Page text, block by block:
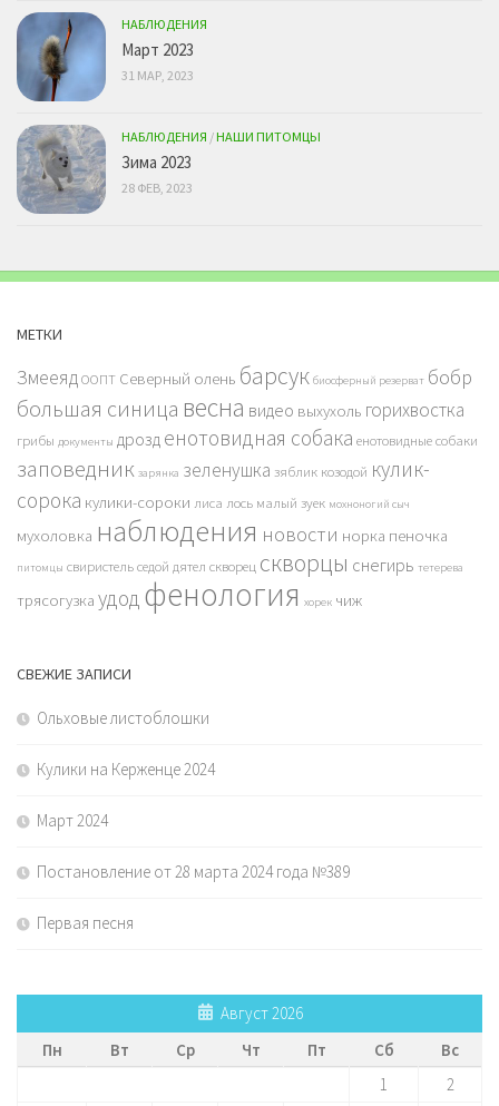
НАБЛЮДЕНИЯ
Март 2023
31 МАР, 2023
НАБЛЮДЕНИЯ /НАШИ ПИТОМЦЫ
Зима 2023
28 ФЕВ, 2023
МЕТКИ
ЗмееядООПТ Северный олень барсук биосферный резерват бобр
большая синица весна видео выхухоль горихвостка
грибы документы дрозд енотовидная собака енотовидные собаки
заповедник зарянка зеленушка зяблик козодой кулик-
сорока кулики-сороки лиса лось малый зуек мохноногий сыч
мухоловка наблюдения новости норка пеночка
питомцы свиристельседой дятел скворец скворцы снегирь тетерева
трясогузка удод фенология хорек чиж
СВЕЖИЕ ЗАПИСИ
Ольховые листоблошки
Кулики на Керженце 2024
Март 2024
Постановление от 28 марта 2024 года №389
Первая песня
Август 2026
Пн
Вт Ср Чт Пт Сб
Вс
1
2